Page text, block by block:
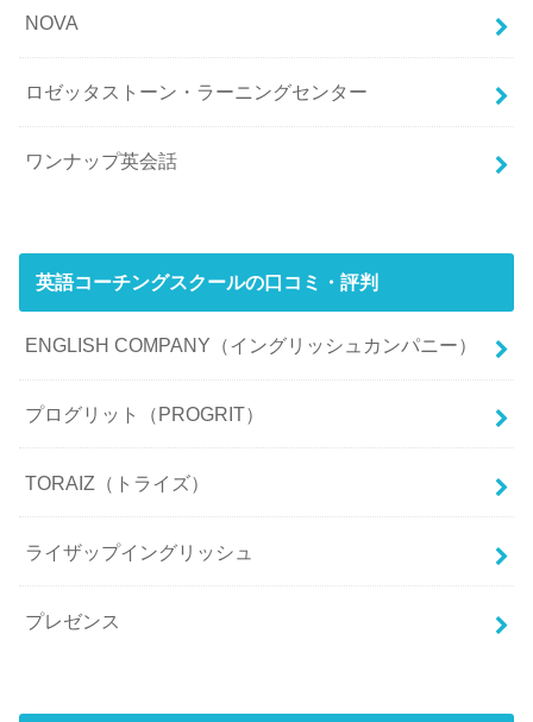
NOVA
ロゼッタストーン・ラーニングセンター
ワンナップ英会話
英語コーチングスクールの口コミ・評判
ENGLISH COMPANY（イングリッシュカンパニー）
プログリット（PROGRIT）
TORAIZ（トライズ）
ライザップイングリッシュ
プレゼンス